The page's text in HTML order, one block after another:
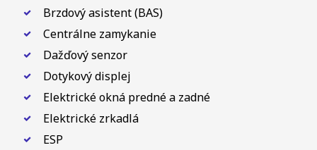
Brzdový asistent (BAS)
Centrálne zamykanie
Dažďový senzor
Dotykový displej
Elektrické okná predné a zadné
Elektrické zrkadlá
ESP